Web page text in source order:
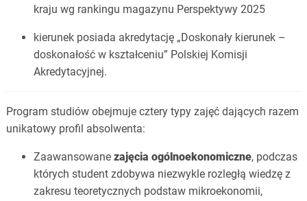
kraju wg rankingu magazynu Perspektywy 2025
kierunek posiada akredytację „Doskonały kierunek –
doskonałość w kształceniu” Polskiej Komisji
Akredytacyjnej.
Program studiów obejmuje cztery typy zajęć dających razem
unikatowy profil absolwenta:
Zaawansowane zajęcia ogólnoekonomiczne, podczas
których student zdobywa niezwykle rozległą wiedzę z
zakresu teoretycznych podstaw mikroekonomii,